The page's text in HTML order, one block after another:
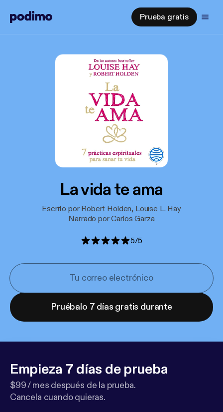
Prueba gratis
La vida te ama
Escrito por Robert Holden, Louise L. Hay
Narrado por Carlos Garza
5/5
Pruébalo 7 días gratis durante
Empieza 7 días de prueba
$99 / mes después de la prueba.
Cancela cuando quieras.